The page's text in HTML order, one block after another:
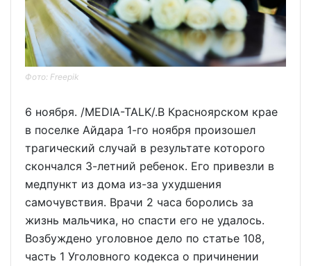
Фото: Freepik
6 ноября. /MEDIA-TALK/.В Красноярском крае
в поселке Айдара 1-го ноября произошел
трагический случай в результате которого
скончался 3-летний ребенок. Его привезли в
медпункт из дома из-за ухудшения
самочувствия. Врачи 2 часа боролись за
жизнь мальчика, но спасти его не удалось.
Возбуждено уголовное дело по статье 108,
часть 1 Уголовного кодекса о причинении